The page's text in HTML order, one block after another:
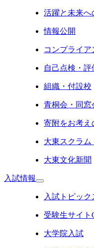
活躍と未来へ
情報公開
コンプライ
自己点検・評
組織・付設校
青桐会・同窓
寄附をお考え
大東スクラム
大東文化新聞
入試情報
入試トピック
受験生サイト
大学院入試